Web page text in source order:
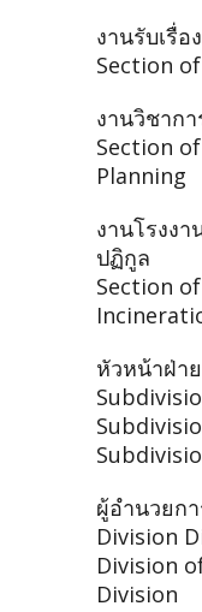
งานรับเรื่อ
Section
งานวิชาก
Section
Planning
งานโรงง
ปฏิกูล
Section
หัวหน้าฝ่าย
ผู้อำนวยก
Division
Division
Division